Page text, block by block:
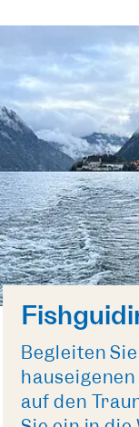
Begleiten
auf den